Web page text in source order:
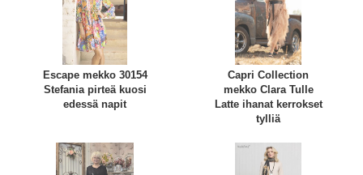
Escape mekko 30154
Stefania pirteä kuosi
edessä napit
Capri Collection
mekko Clara Tulle
Latte ihanat kerrokset
tylliä